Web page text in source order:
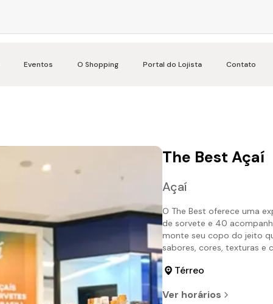
Eventos O Shopping Portal do Lojista Contato
The Best Açaí
Açaí
O The Best oferece uma
de sorvete e 40
monte seu copo do jeito
sabores, cores, texturas e
Térreo
Ver horários